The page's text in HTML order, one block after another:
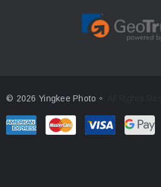
© 2026 Yingkee Photo。